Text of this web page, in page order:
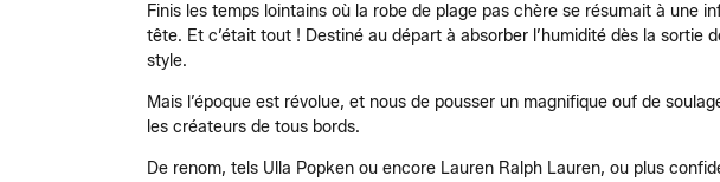
Finis les temps lointains où la robe de plage pas chère se résumait à une
tête. Et c’était tout ! Destiné au départ à absorber l’humidité dès la sortie
style.
Mais l’époque est révolue, et nous de pousser un magnifique ouf de
les créateurs de tous bords.
De renom, tels Ulla Popken ou encore Lauren Ralph Lauren, ou plus